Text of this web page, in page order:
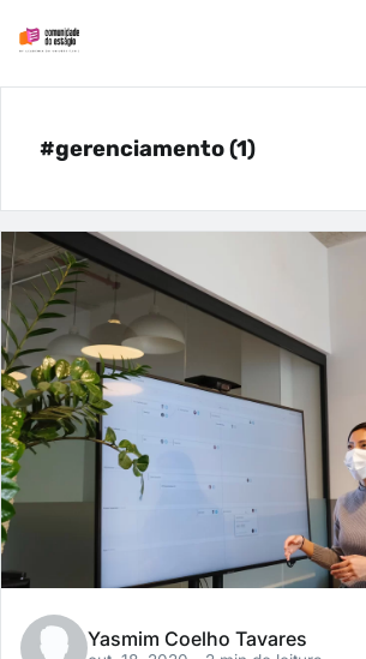
#gerenciamento (1)
Yasmim Coelho Tavares